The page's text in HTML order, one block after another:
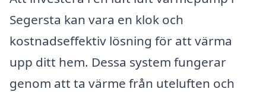
Segersta kan vara en klok och
kostnadseffektiv lösning för att värma
upp ditt hem. Dessa system fungerar
genom att ta värme från uteluften och